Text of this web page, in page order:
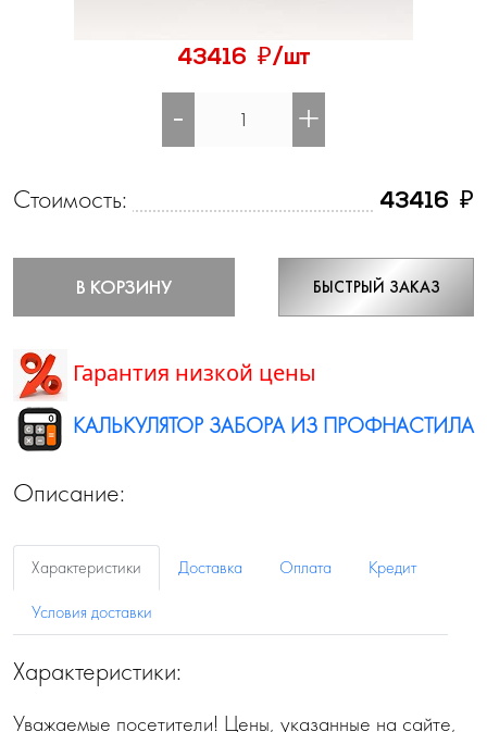
43416 ₽/шт
- +
Стоимость: 43416 ₽
В КОРЗИНУ БЫСТРЫЙ ЗАКАЗ
Гарантия низкой цены
КАЛЬКУЛЯТОР ЗАБОРА ИЗ ПРОФНАСТИЛА
Описание:
Характеристики Доставка Оплата
Кредит
Условия доставки
Характеристики:
Уважаемые посетители! Цены, указанные на сайте,